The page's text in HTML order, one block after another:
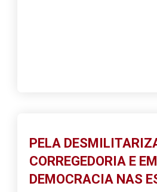
PELA
CORREGEDORIA E
DEMOCRACIA NAS